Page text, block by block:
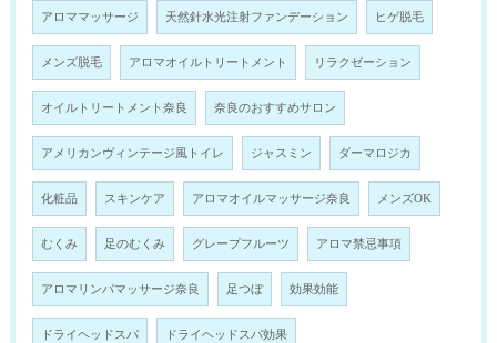
アロママッサージ 天然針水光注射ファンデーション ヒゲ脱毛
メンズ脱毛 アロマオイルトリートメント リラクゼーション
オイルトリートメント奈良 奈良のおすすめサロン
アメリカンヴィンテージ風トイレ ジャスミン ダーマロジカ
化粧品 スキンケア アロマオイルマッサージ奈良 メンズOK
むくみ 足のむくみ グレープフルーツ アロマ禁忌事項
アロマリンパマッサージ奈良 足つぼ 効果効能
ドライヘッドスパ ドライヘッドスパ効果